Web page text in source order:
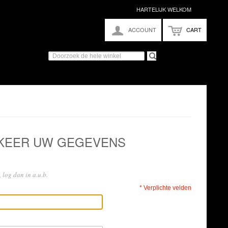
HARTELIJK WELKOM
ACCOUNT CART
UW GEGEVENS
log dan in a.u.b.
* Verplichte velden